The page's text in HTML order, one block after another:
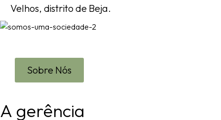
Velhos, distrito de Beja.
Sobre Nós
A gerência